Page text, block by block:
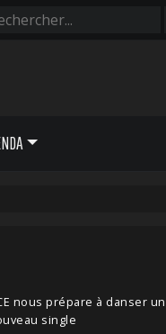
nous prépare à danser un
single